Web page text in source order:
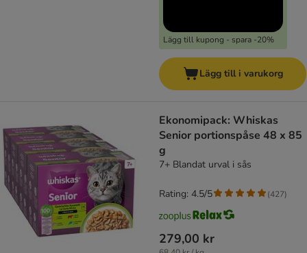
Lägg till kupong - spara -20%
Lägg till i varukorg
Ekonomipack: Whiskas
Senior portionspåse 48 x 85
g
7+ Blandat urval i sås
279,00 kr
Rating: 4.5/5 (427)